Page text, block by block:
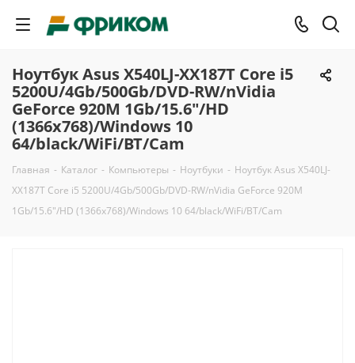
Ноутбук Asus X540LJ-XX187T Core i5
5200U/4Gb/500Gb/DVD-RW/nVidia
GeForce 920M 1Gb/15.6"/HD
(1366x768)/Windows 10
64/black/WiFi/BT/Cam
Главная - Каталог - Компьютеры - Ноутбуки - Ноутбук Asus X540LJ-
XX187T Core i5 5200U/4Gb/500Gb/DVD-RW/nVidia GeForce 920M
1Gb/15.6"/HD (1366x768)/Windows 10 64/black/WiFi/BT/Cam